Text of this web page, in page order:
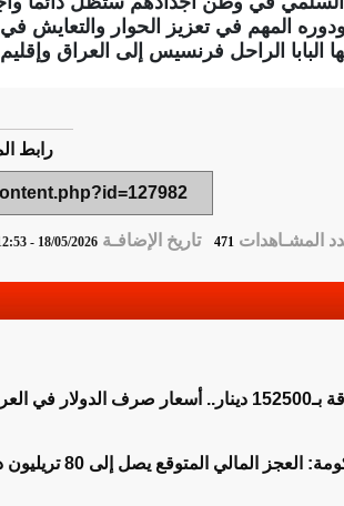
ودوره المهم في تعزيز الحوار والتعايش
بها البابا الراحل فرنسيس إلى العراق
رابط
المشـاهدات 471 تاريخ الإضافـة18/05/2026 - 12:53
صرف الدولار في العراق
العجز المالي المتوقع يصل إلى 80 تريليون دينار